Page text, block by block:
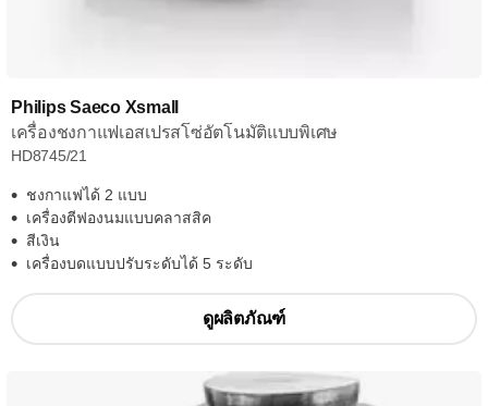
Philips Saeco Xsmall
เครื่องชงกาแฟเอสเปรสโซ่อัตโนมัติแบบพิเศษ
HD8745/21
ชงกาแฟได้ 2 แบบ
เครื่องตีฟองนมแบบคลาสสิค
สีเงิน
เครื่องบดแบบปรับระดับได้ 5 ระดับ
ดูผลิตภัณฑ์